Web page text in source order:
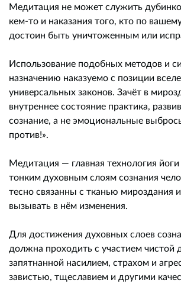
Медитация не может служить
кем-то и наказания того, кто по
достоин быть уничтоженным или
Использование подобных методов и
назначению наказуемо с позиции
универсальных законов. Зачёт в
внутреннее состояние практика,
сознание, а не эмоциональные
против!».
Медитация — главная технология
тонким духовным слоям сознания
тесно связанны с тканью мироздания
вызывать в нём изменения.
Для достижения духовных слоев
должна проходить с участием чистой
запятнанной насилием, страхом и
завистью, тщеславием и другими